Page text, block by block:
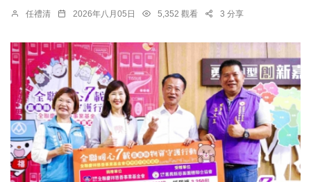
任禮清 2026年八月05日 5,352 觀看 3 分享